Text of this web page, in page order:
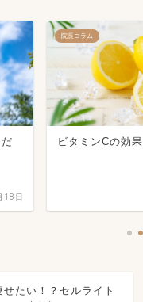
日
院長コラム
ビタミンCの効果
せたい！？セルライト